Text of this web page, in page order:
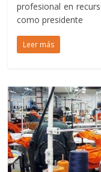
profesional en
como presidente
Leer más